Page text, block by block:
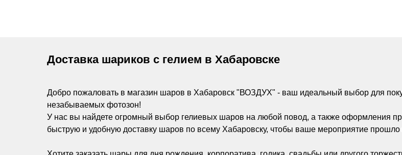
Доставка шариков с гелием в Хабаровске
Добро пожаловать в магазин шаров в Хабаровск "ВОЗДУХ" - ваш идеальный выбор для
незабываемых фотозон!
У нас вы найдете огромный выбор гелиевых шаров на любой повод, а также оформления
быструю и удобную доставку шаров по всему Хабаровску, чтобы ваше мероприятие прошло